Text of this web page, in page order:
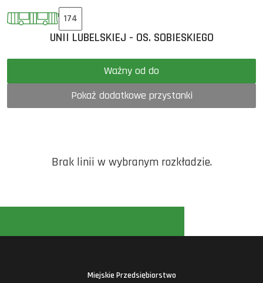
174
UNII LUBELSKIEJ - OS. SOBIESKIEGO
Ważny od do
Pokaż dodatkowe przystanki
Brak linii w wybranym rozkładzie.
Miejskie Przedsiębiorstwo